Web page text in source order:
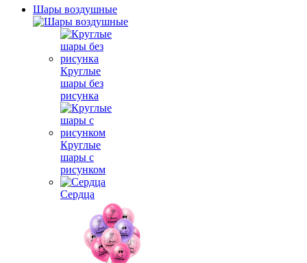
Шары воздушные
Круглые
шары без
рисунка
Круглые
шары с
рисунком
Сердца